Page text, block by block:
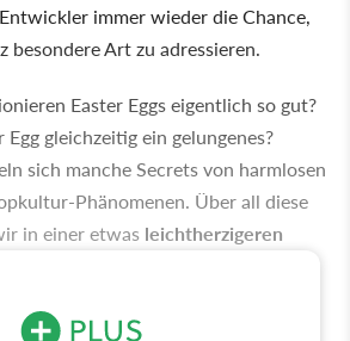
immer wieder die Chance,
besondere Art zu adressieren.
Easter Eggs eigentlich so gut?
gleichzeitig ein gelungenes?
sich manche Secrets von harmlosen
Phänomenen. Über all diese
in einer etwas leichtherzigeren
Dubiosen und Michael Herold